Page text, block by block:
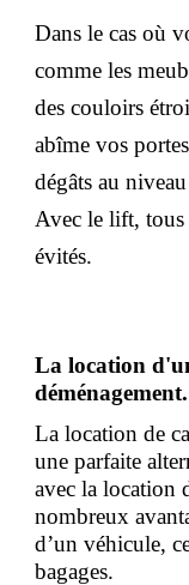
Dans le cas où
comme les
des couloirs
abîme vos
dégâts au
Avec le lift, tous
évités.
La location
déménagement.
La location de
une parfaite
avec la location
nombreux
d’un véhicule,
bagages.